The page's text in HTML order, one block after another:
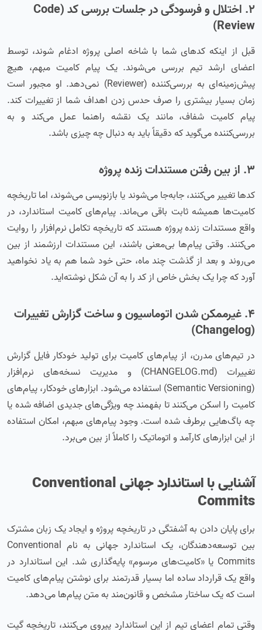
۲. اختلال و فرسودگی در جلسات بررسی کد (Code
Review)
قبل از اینکه کدهای شما با شاخه اصلی پروژه ادغام شوند، توسط
اعضای ارشد تیم بررسی می‌شوند. یک پیام کامیت مبهم، هیچ
پیش‌زمینه‌ای به بررسی‌کننده (Reviewer) نمی‌دهد. او مجبور است
زمان بسیار بیشتری را صرف حدس زدن اهداف شما از تغییرات کند.
پیام کامیت شفاف، مانند یک نقشه راهنما عمل می‌کند و به
بررسی‌کننده می‌گوید که دقیقاً باید به دنبال چه چیزی باشد.
۳. از بین رفتن مستندات زنده پروژه
کدها تغییر می‌کنند، جابه‌جا می‌شوند یا بازنویسی می‌شوند، اما تاریخچه
کامیت‌ها همیشه ثابت باقی می‌ماند. پیام‌های کامیت استاندارد، در
واقع مستندات زنده پروژه هستند که تاریخچه تکامل نرم‌افزار را روایت
می‌کنند. وقتی پیام‌ها بی‌معنی باشند، این مستندات ارزشمند از بین
می‌روند و بعد از گذشت چند ماه، حتی خود شما هم به یاد نخواهید
آورد که چرا یک بخش خاص از کد را به آن شکل نوشته‌اید.
۴. غیرممکن شدن اتوماسیون و ساخت گزارش تغییرات
(Changelog)
در تیم‌های مدرن، از پیام‌های کامیت برای تولید خودکار فایل گزارش
تغییرات (CHANGELOG.md) و مدیریت نسخه‌های نرم‌افزار
(Semantic Versioning) استفاده می‌شود. ابزارهای خودکار، پیام‌های
کامیت را اسکن می‌کنند تا بفهمند چه ویژگی‌های جدیدی اضافه شده یا
چه باگ‌هایی برطرف شده است. وجود پیام‌های مبهم، امکان استفاده
از این ابزارهای کارآمد و اتوماتیک را کاملاً از بین می‌برد.
آشنایی با استاندارد جهانی Conventional
Commits
برای پایان دادن به آشفتگی در تاریخچه پروژه و ایجاد یک زبان مشترک
بین توسعه‌دهندگان، یک استاندارد جهانی به نام Conventional
Commits یا «کامیت‌های مرسوم» پایه‌گذاری شد. این استاندارد در
واقع یک قرارداد ساده اما بسیار قدرتمند برای نوشتن پیام‌های کامیت
است که یک ساختار مشخص و قانون‌مند به متن پیام‌ها می‌دهد.
وقتی تمام اعضای تیم از این استاندارد پیروی می‌کنند، تاریخچه گیت